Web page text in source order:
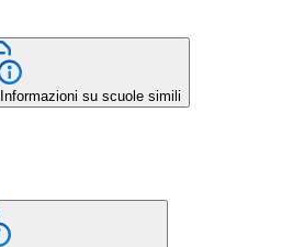
Informazioni su scuole simili